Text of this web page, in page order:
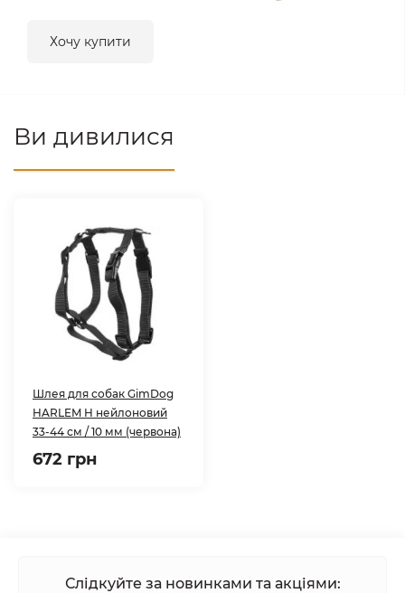
Хочу купити
Ви дивилися
Шлея для собак GimDog
HARLEM H нейлоновий
33-44 см / 10 мм (червона)
672 грн
Слідкуйте за новинками та акціями: